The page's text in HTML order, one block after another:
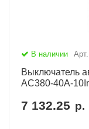
В наличии
Выключатель
AC380-40А-
7 132.25 р.